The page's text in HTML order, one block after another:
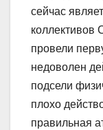
сейчас
коллективов
провели
недоволен
подсели
плохо
правильная